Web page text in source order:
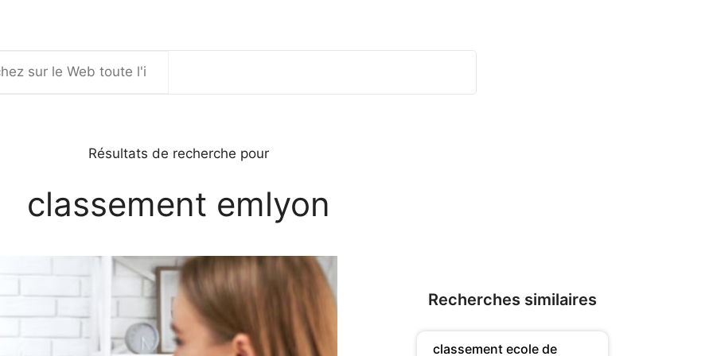
Résultats de recherche pour
classement emlyon
Recherches similaires
classement ecole de